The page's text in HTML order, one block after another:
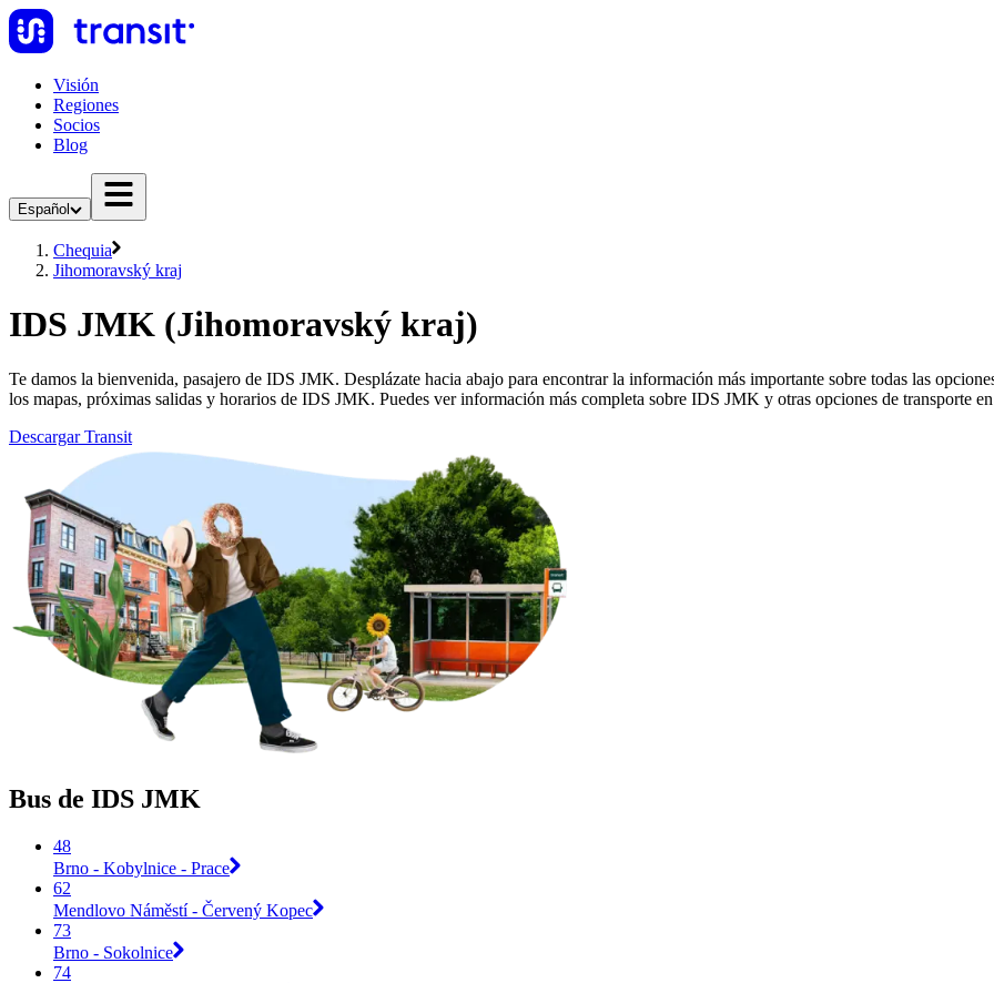
Visión
Regiones
Socios
Blog
Español
Chequia
Jihomoravský kraj
IDS JMK (Jihomoravský kraj)
Te damos la bienvenida, pasajero de IDS JMK. Desplázate hacia abajo para encontrar la información más importante sobre todas las
los mapas, próximas salidas y horarios de IDS JMK. Puedes ver información más completa sobre IDS JMK y otras opciones de transporte
Descargar Transit
Bus de IDS JMK
48
Brno - Kobylnice - Prace
62
Mendlovo Náměstí - Červený Kopec
73
Brno - Sokolnice
74